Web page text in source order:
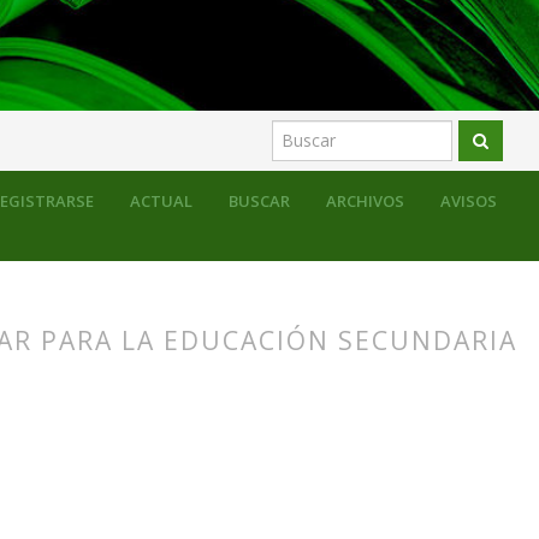
ACTUAL BUSCAR ARCHIVOS AVISOS
para la educación formal Monográfico
PARA LA EDUCACIÓN SECUNDARIA